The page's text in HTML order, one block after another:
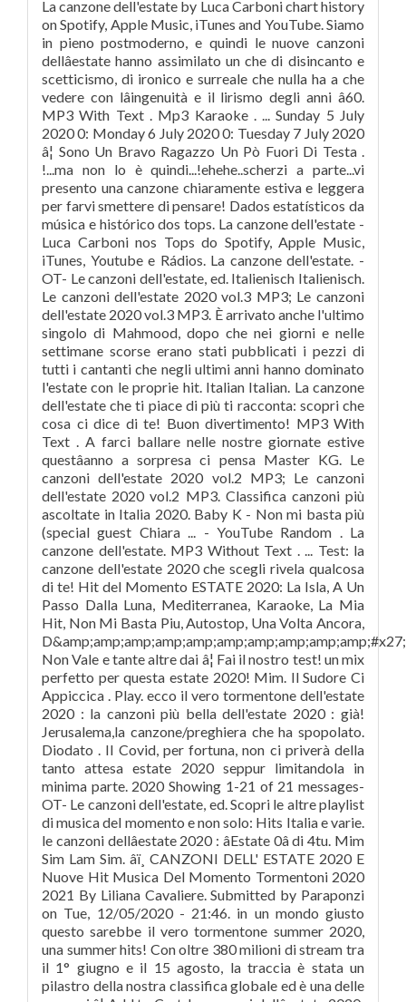
La canzone dell'estate by Luca Carboni chart history
on Spotify, Apple Music, iTunes and YouTube. Siamo
in pieno postmoderno, e quindi le nuove canzoni
dellâestate hanno assimilato un che di disincanto e
scetticismo, di ironico e surreale che nulla ha a che
vedere con lâingenuità e il lirismo degli anni â60.
MP3 With Text . Mp3 Karaoke . ... Sunday 5 July
2020 0: Monday 6 July 2020 0: Tuesday 7 July 2020
â¦ Sono Un Bravo Ragazzo Un Pò Fuori Di Testa .
!...ma non lo è quindi...!ehehe..scherzi a parte...vi
presento una canzone chiaramente estiva e leggera
per farvi smettere di pensare! Dados estatísticos da
música e histórico dos tops. La canzone dell'estate -
Luca Carboni nos Tops do Spotify, Apple Music,
iTunes, Youtube e Rádios. La canzone dell'estate. -
OT- Le canzoni dell'estate, ed. Italienisch Italienisch.
Le canzoni dell'estate 2020 vol.3 MP3; Le canzoni
dell'estate 2020 vol.3 MP3. È arrivato anche l'ultimo
singolo di Mahmood, dopo che nei giorni e nelle
settimane scorse erano stati pubblicati i pezzi di
tutti i cantanti che negli ultimi anni hanno dominato
l'estate con le proprie hit. Italian Italian. La canzone
dell'estate che ti piace di più ti racconta: scopri che
cosa ci dice di te! Buon divertimento! MP3 With
Text . A farci ballare nelle nostre giornate estive
questâanno a sorpresa ci pensa Master KG. Le
canzoni dell'estate 2020 vol.2 MP3; Le canzoni
dell'estate 2020 vol.2 MP3. Classifica canzoni più
ascoltate in Italia 2020. Baby K - Non mi basta più
(special guest Chiara ... - YouTube Random . La
canzone dell'estate. MP3 Without Text . ... Test: la
canzone dell'estate 2020 che scegli rivela qualcosa
di te! Hit del Momento ESTATE 2020: La Isla, A Un
Passo Dalla Luna, Mediterranea, Karaoke, La Mia
Hit, Non Mi Basta Piu, Autostop, Una Volta Ancora,
Non Vale e tante altre dai â¦ Fai il nostro test! un mix
perfetto per questa estate 2020! Mim. Il Sudore Ci
Appiccica . Play. ecco il vero tormentone dell'estate
2020 : la canzoni più bella dell'estate 2020 : già!
Jerusalema,la canzone/preghiera che ha spopolato.
Diodato . Il Covid, per fortuna, non ci priverà della
tanto attesa estate 2020 seppur limitandola in
minima parte. 2020 Showing 1-21 of 21 messages-
OT- Le canzoni dell'estate, ed. Scopri le altre playlist
di musica del momento e non solo: Hits Italia e varie.
le canzoni dellâestate 2020 : âEstate 0â di 4tu. Mim
Sim Lam Sim. âï¸ CANZONI DELL' ESTATE 2020 E
Nuove Hit Musica Del Momento Tormentoni 2020
2021 By Liliana Cavaliere. Submitted by Paraponzi
on Tue, 12/05/2020 - 21:46. in un mondo giusto
questo sarebbe il vero tormentone summer 2020,
una summer hits! Con oltre 380 milioni di stream tra
il 1° giugno e il 15 agosto, la traccia è stata un
pilastro della nostra classifica globale ed è una delle